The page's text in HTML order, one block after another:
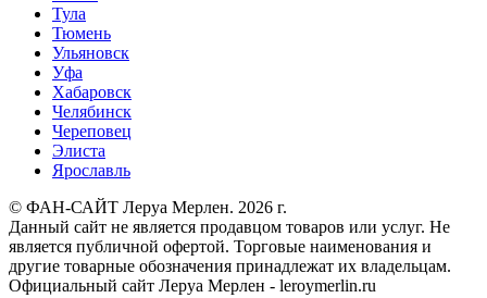
Тула
Тюмень
Ульяновск
Уфа
Хабаровск
Челябинск
Череповец
Элиста
Ярославль
© ФАН-САЙТ Леруа Мерлен. 2026 г.
Данный сайт не является продавцом товаров или услуг. Не
является публичной офертой. Торговые наименования и
другие товарные обозначения принадлежат их владельцам.
Официальный сайт Леруа Мерлен - leroymerlin.ru